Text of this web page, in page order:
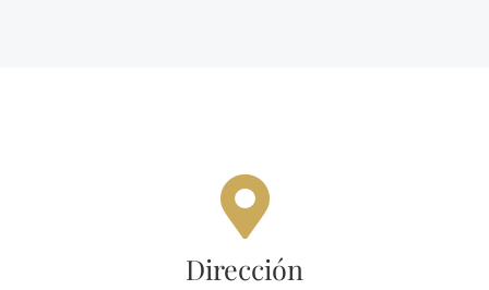
Dirección
Dirección
Calle Carretera General, 19, 39438 Silió,
Cantabria